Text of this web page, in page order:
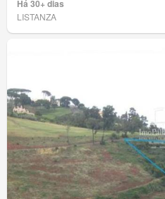
Há 30+ dias
LISTANZA